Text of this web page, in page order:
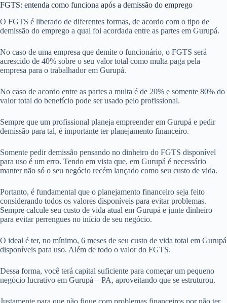
FGTS: entenda como funciona após a demissão do emprego
O FGTS é liberado de diferentes formas, de acordo com o tipo de
demissão do emprego a qual foi acordada entre as partes em Gurupá.
No caso de uma empresa que demite o funcionário, o FGTS será
acrescido de 40% sobre o seu valor total como multa paga pela
empresa para o trabalhador em Gurupá.
No caso de acordo entre as partes a multa é de 20% e somente 80% do
valor total do benefício pode ser usado pelo profissional.
Sempre que um profissional planeja empreender em Gurupá e pedir
demissão para tal, é importante ter planejamento financeiro.
Somente pedir demissão pensando no dinheiro do FGTS disponível
para uso é um erro. Tendo em vista que, em Gurupá é necessário
manter não só o seu negócio recém lançado como seu custo de vida.
Portanto, é fundamental que o planejamento financeiro seja feito
considerando todos os valores disponíveis para evitar problemas.
Sempre calcule seu custo de vida atual em Gurupá e junte dinheiro
para evitar perrengues no início de seu negócio.
O ideal é ter, no mínimo, 6 meses de seu custo de vida total em Gurupá
disponíveis para uso. Além de todo o valor do FGTS.
Dessa forma, você terá capital suficiente para começar um pequeno
negócio lucrativo em Gurupá – PA, aproveitando que se estruturou.
Justamente para que não fique com problemas financeiros por não ter